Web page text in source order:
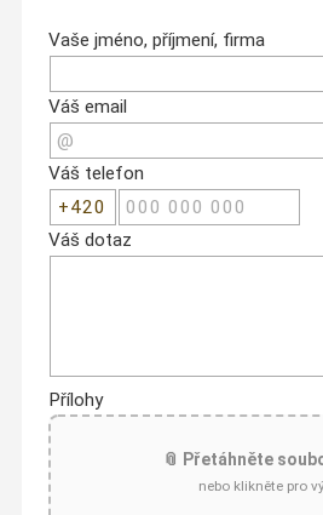
Vaše jméno, příjmení, firma
Váš email
Váš telefon
Váš dotaz
Přílohy
📎 Přetáhněte
nebo klikněte pro